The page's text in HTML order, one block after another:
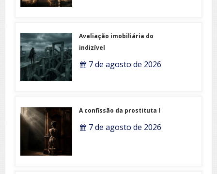
Avaliação imobiliária do
indizível
7 de agosto de 2026
A confissão da prostituta I
7 de agosto de 2026